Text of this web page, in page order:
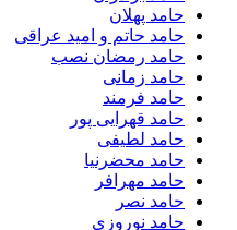
حامد پهلان
حامد حاتم و امید عراقی
حامد رمضان نصب
حامد زمانی
حامد فرمند
حامد قهرایی پور
حامد لطیفی
حامد محضرنیا
حامد مهرافر
حامد نصر
حامد نوروزی